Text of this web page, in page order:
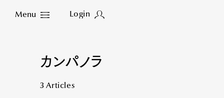
Menu Login
Close
カンパノラ
3 Articles